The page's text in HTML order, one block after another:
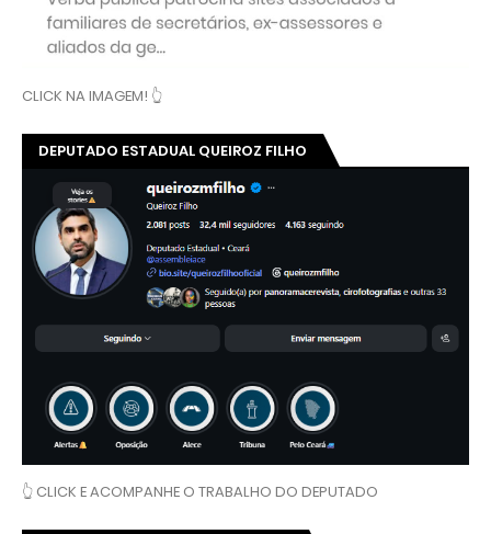
CLICK NA IMAGEM! 👆
DEPUTADO ESTADUAL QUEIROZ FILHO
👆 CLICK E ACOMPANHE O TRABALHO DO DEPUTADO